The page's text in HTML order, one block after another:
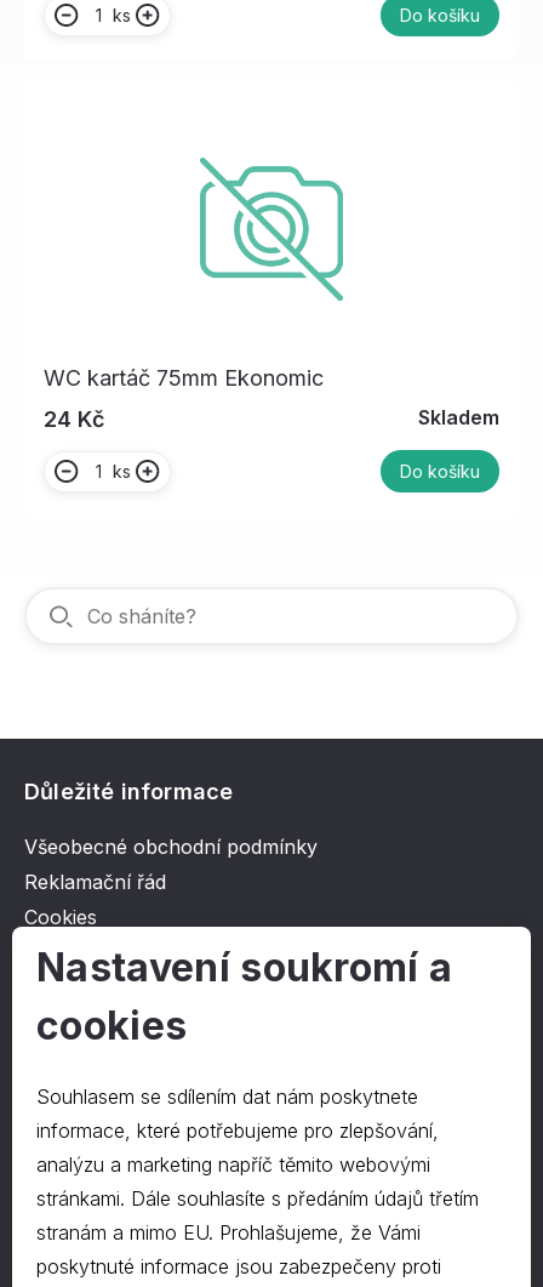
ks Do košíku
WC kartáč 75mm Ekonomic
24 Kč
Skladem
ks Do košíku
Důležité informace
Všeobecné obchodní podmínky
Reklamační řád
Cookies
Ochrana osobních údajů
O společnosti
Kontakt
O nás
Kontakty
577 222 666
Nastavení soukromí a
cookies
Souhlasem se sdílením dat nám poskytnete
informace, které potřebujeme pro zlepšování,
analýzu a marketing napříč těmito webovými
stránkami. Dále souhlasíte s předáním údajů třetím
stranám a mimo EU. Prohlašujeme, že Vámi
poskytnuté informace jsou zabezpečeny proti